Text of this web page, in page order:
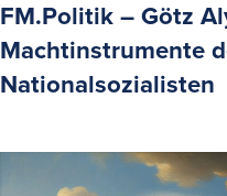
FM.Politik – Götz
Machtinstrumente
Nationalsozialisten